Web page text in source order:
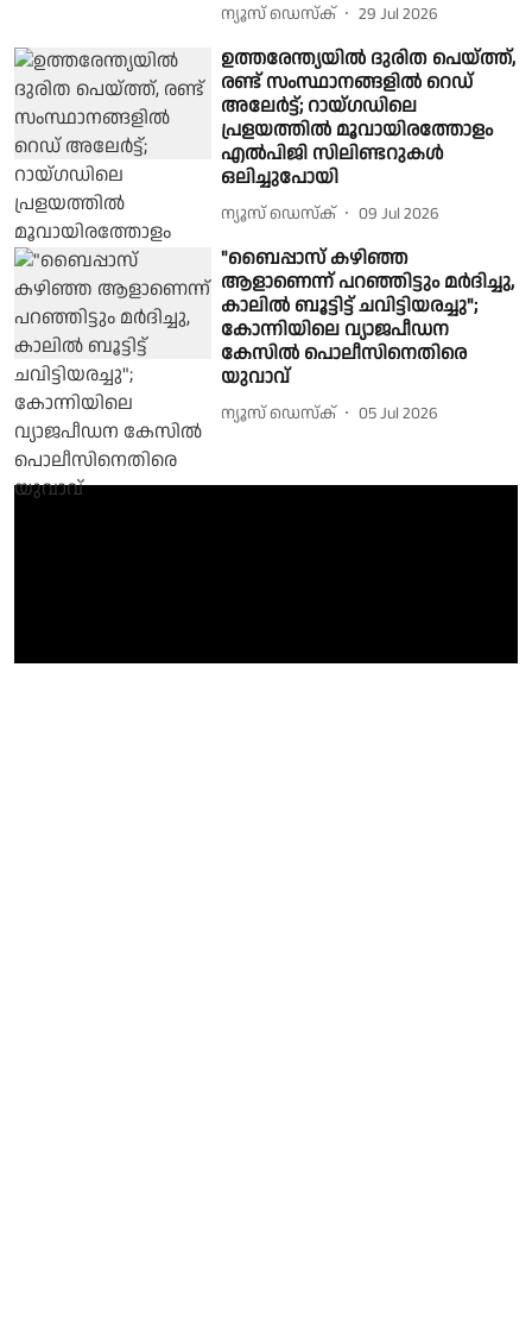
ന്യൂസ് ഡെസ്ക് 29 Jul 2026
ഉത്തരേന്ത്യയിൽ ദുരിത പെയ്ത്ത്,
രണ്ട് സംസ്ഥാനങ്ങളിൽ റെഡ്
അലേർട്ട്; റായ്ഗഡിലെ
പ്രളയത്തിൽ മൂവായിരത്തോളം
എൽപിജി സിലിണ്ടറുകൾ
ഒലിച്ചുപോയി
ന്യൂസ് ഡെസ്ക് 09 Jul 2026
"ബൈപ്പാസ് കഴിഞ്ഞ
ആളാണെന്ന് പറഞ്ഞിട്ടും മർദിച്ചു,
കാലിൽ ബൂട്ടിട്ട് ചവിട്ടിയരച്ചു";
കോന്നിയിലെ വ്യാജപീഡന
കേസിൽ പൊലീസിനെതിരെ
യുവാവ്
ന്യൂസ് ഡെസ്ക് 05 Jul 2026